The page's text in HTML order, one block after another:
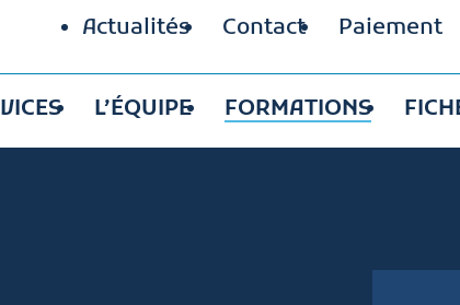
Actualités Contact Paiement
L’ÉQUIPE FORMATIONS